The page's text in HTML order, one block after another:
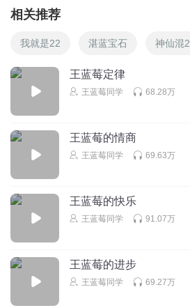
相关推荐
我就是22 湛蓝宝石 神仙混
王蓝莓定律
王蓝莓同学 68.28万
王蓝莓的情商
王蓝莓同学 69.63万
王蓝莓的快乐
王蓝莓同学 91.07万
王蓝莓的进步
王蓝莓同学 69.27万